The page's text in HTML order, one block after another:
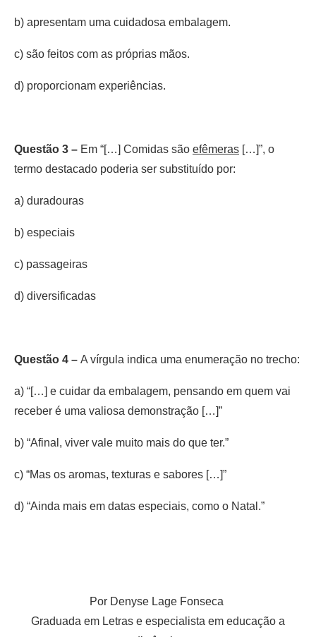
b) apresentam uma cuidadosa embalagem.
c) são feitos com as próprias mãos.
d) proporcionam experiências.
Questão 3 – Em “[…] Comidas são efêmeras […]”, o
termo destacado poderia ser substituído por:
a) duradouras
b) especiais
c) passageiras
d) diversificadas
Questão 4 – A vírgula indica uma enumeração no trecho:
a) “[…] e cuidar da embalagem, pensando em quem vai
receber é uma valiosa demonstração […]”
b) “Afinal, viver vale muito mais do que ter.”
c) “Mas os aromas, texturas e sabores […]”
d) “Ainda mais em datas especiais, como o Natal.”
Por Denyse Lage Fonseca
Graduada em Letras e especialista em educação a